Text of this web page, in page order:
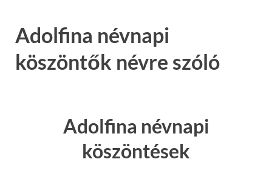
Adolfina névnapi
köszöntők névre szóló
Adolfina névnapi
köszöntések